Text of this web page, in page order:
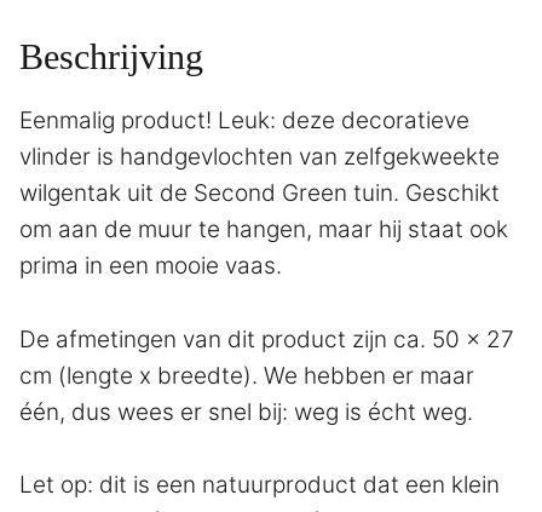
Beschrijving
Eenmalig product! Leuk: deze decoratieve
vlinder is handgevlochten van zelfgekweekte
wilgentak uit de Second Green tuin. Geschikt
om aan de muur te hangen, maar hij staat ook
prima in een mooie vaas.
De afmetingen van dit product zijn ca. 50 x 27
cm (lengte x breedte). We hebben er maar
één, dus wees er snel bij: weg is écht weg.
Let op: dit is een natuurproduct dat een klein